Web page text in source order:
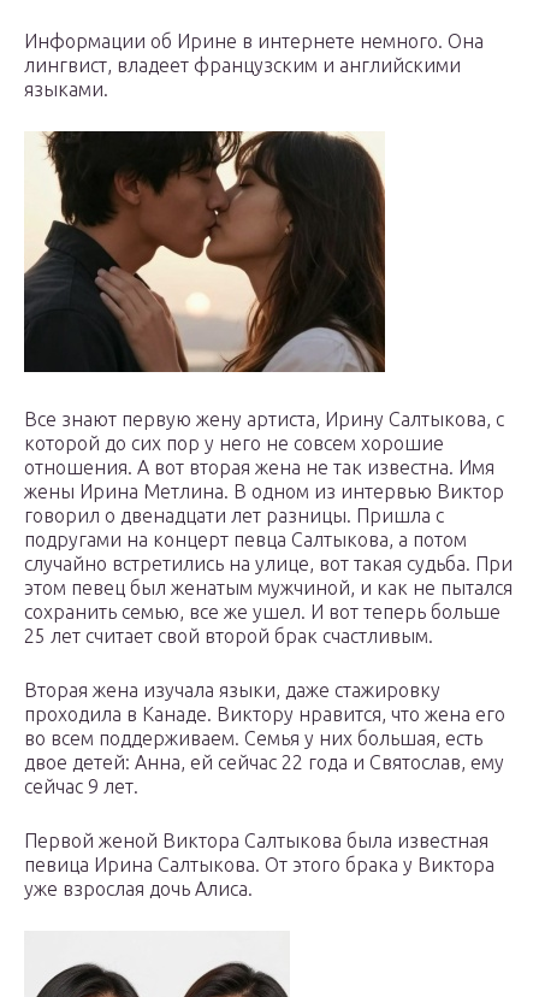
Информации об Ирине в интернете немного. Она
лингвист, владеет французским и английскими
языками.
Все знают первую жену артиста, Ирину Салтыкова, с
которой до сих пор у него не совсем хорошие
отношения. А вот вторая жена не так известна. Имя
жены Ирина Метлина. В одном из интервью Виктор
говорил о двенадцати лет разницы. Пришла с
подругами на концерт певца Салтыкова, а потом
случайно встретились на улице, вот такая судьба. При
этом певец был женатым мужчиной, и как не пытался
сохранить семью, все же ушел. И вот теперь больше
25 лет считает свой второй брак счастливым.
Вторая жена изучала языки, даже стажировку
проходила в Канаде. Виктору нравится, что жена его
во всем поддерживаем. Семья у них большая, есть
двое детей: Анна, ей сейчас 22 года и Святослав, ему
сейчас 9 лет.
Первой женой Виктора Салтыкова была известная
певица Ирина Салтыкова. От этого брака у Виктора
уже взрослая дочь Алиса.